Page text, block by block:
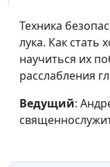
Техника
лука. Как стать
научиться их
расслабления
Ведущий:
Иуда
Плоды Духа или
духовное
Быть мудрым, как
или простым, как